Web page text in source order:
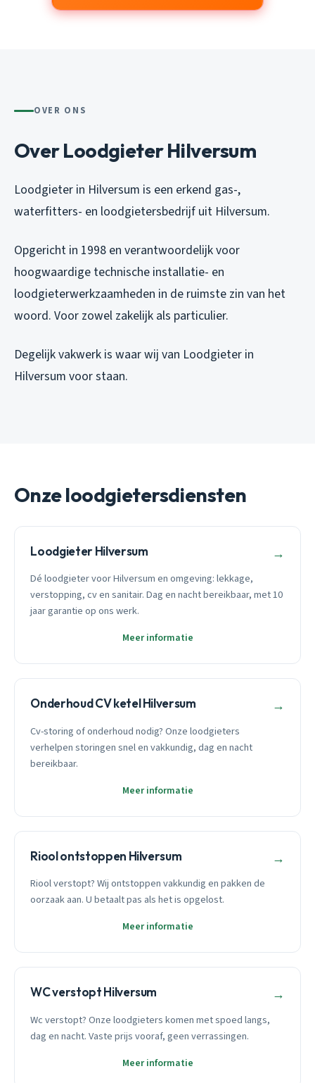
OVER ONS
Over Loodgieter Hilversum
Loodgieter in Hilversum is een erkend gas-,
waterfitters- en loodgietersbedrijf uit Hilversum.
Opgericht in 1998 en verantwoordelijk voor
hoogwaardige technische installatie- en
loodgieterwerkzaamheden in de ruimste zin van het
woord. Voor zowel zakelijk als particulier.
Degelijk vakwerk is waar wij van Loodgieter in
Hilversum voor staan.
Onze loodgietersdiensten
Loodgieter Hilversum →
Dé loodgieter voor Hilversum en omgeving: lekkage,
verstopping, cv en sanitair. Dag en nacht bereikbaar, met 10
jaar garantie op ons werk.
Meer informatie
Onderhoud CV ketel Hilversum →
Cv-storing of onderhoud nodig? Onze loodgieters
verhelpen storingen snel en vakkundig, dag en nacht
bereikbaar.
Meer informatie
Riool ontstoppen Hilversum →
Riool verstopt? Wij ontstoppen vakkundig en pakken de
oorzaak aan. U betaalt pas als het is opgelost.
Meer informatie
WC verstopt Hilversum →
Wc verstopt? Onze loodgieters komen met spoed langs,
dag en nacht. Vaste prijs vooraf, geen verrassingen.
Meer informatie